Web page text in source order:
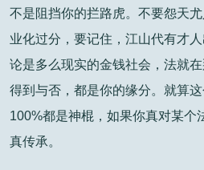
不是阻挡你的拦路虎。不要怨天
业化过分，要记住，江山代有才
论是多么现实的金钱社会，法就
得到与否，都是你的缘分。就算
100%都是神棍，如果你真对某个
真传承。